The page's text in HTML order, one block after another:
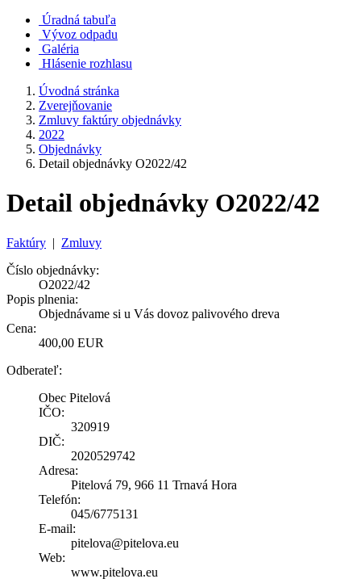
Úradná tabuľa
Vývoz odpadu
Galéria
Hlásenie rozhlasu
Úvodná stránka
Zverejňovanie
Zmluvy faktúry objednávky
2022
Objednávky
Detail objednávky O2022/42
Detail objednávky O2022/42
Faktúry | Zmluvy
Číslo objednávky:
O2022/42
Popis plnenia:
Objednávame si u Vás dovoz palivového dreva
Cena:
400,00 EUR
Odberateľ:
Obec Pitelová
IČO:
320919
DIČ:
2020529742
Adresa:
Pitelová 79, 966 11 Trnavá Hora
Telefón:
045/6775131
E-mail:
pitelova@pitelova.eu
Web:
www.pitelova.eu